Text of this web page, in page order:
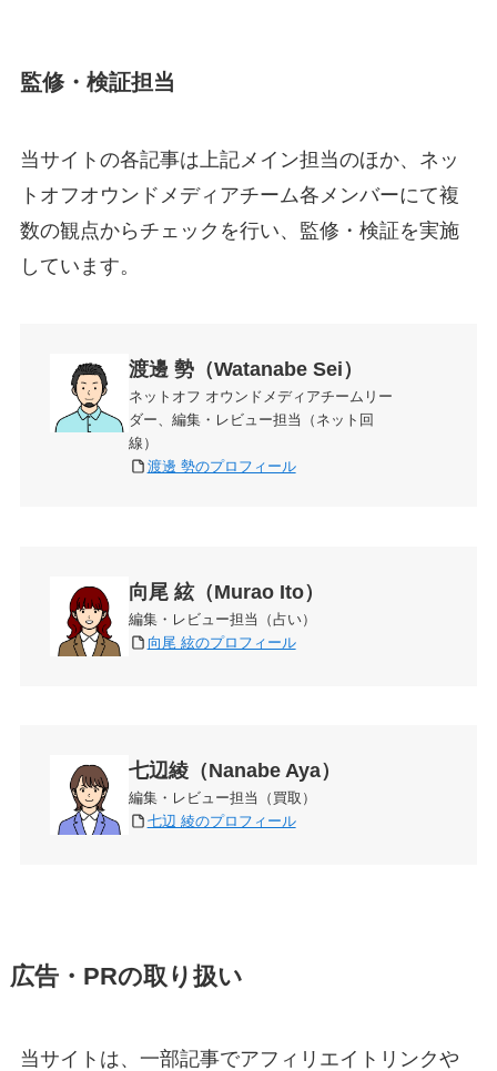
監修・検証担当
当サイトの各記事は上記メイン担当のほか、ネッ
トオフオウンドメディアチーム各メンバーにて複
数の観点からチェックを行い、監修・検証を実施
しています。
渡邊 勢（Watanabe Sei）
ネットオフ オウンドメディアチームリー
ダー、編集・レビュー担当（ネット回
線）
渡邊 勢のプロフィール
向尾 絃（Murao Ito）
編集・レビュー担当（占い）
向尾 絃のプロフィール
七辺綾（Nanabe Aya）
編集・レビュー担当（買取）
七辺 綾のプロフィール
広告・PRの取り扱い
当サイトは、一部記事でアフィリエイトリンクや